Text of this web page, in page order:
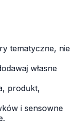
tematyczne, nie
własne
produkt,
i sensowne